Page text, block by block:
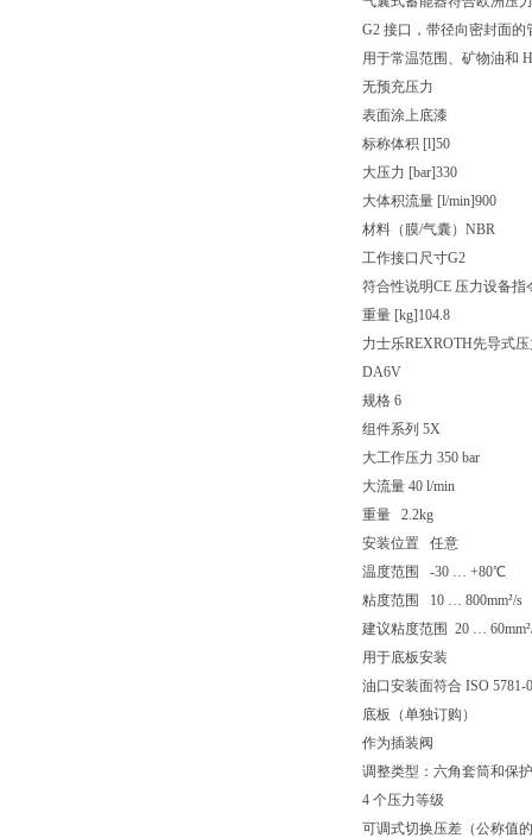
G2 接口，带径向密封面的
用于常温范围、矿物油和
无预充压力
表面涂上底漆
标称体积 [l]50
大压力 [bar]330
大体积流量 [l/min]900
材料（膜/气囊） NBR
工作接口尺寸G2
符合性说明CE 压力设备指
重量 [kg]104.8
力士乐REXROTH先导式
DA6V
规格 6
组件系列 5X
大工作压力 350 bar
大流量 40 l/min
重量 2.2kg
安装位置 任意
温度范围 -30 … +80℃
粘度范围 10 … 800mm²/s
建议粘度范围 20 …
用于底板安装
油口安装面符合 ISO
底板（单独订购）
作为插装阀
调整类型：六角套筒和保
4 个压力等级
可调式切换压差（公称值